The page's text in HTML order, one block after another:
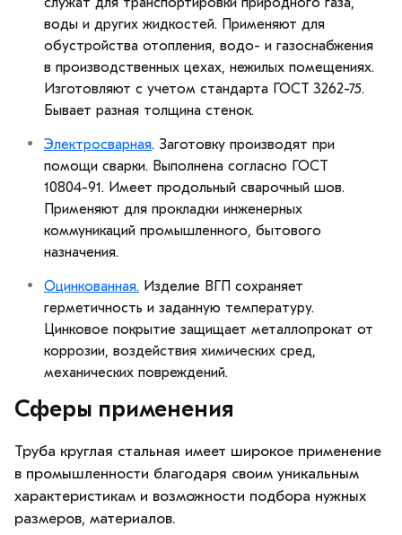
воды и других жидкостей. Применяют для
обустройства отопления, водо- и газоснабжения
в производственных цехах, нежилых помещениях.
Изготовляют с учетом стандарта ГОСТ 3262-75.
Бывает разная толщина стенок.
Электросварная. Заготовку производят при
помощи сварки. Выполнена согласно ГОСТ
10804-91. Имеет продольный сварочный шов.
Применяют для прокладки инженерных
коммуникаций промышленного, бытового
назначения.
Оцинкованная. Изделие ВГП сохраняет
герметичность и заданную температуру.
Цинковое покрытие защищает металлопрокат от
коррозии, воздействия химических сред,
механических повреждений.
Сферы применения
Труба круглая стальная имеет широкое применение
в промышленности благодаря своим уникальным
характеристикам и возможности подбора нужных
размеров, материалов.